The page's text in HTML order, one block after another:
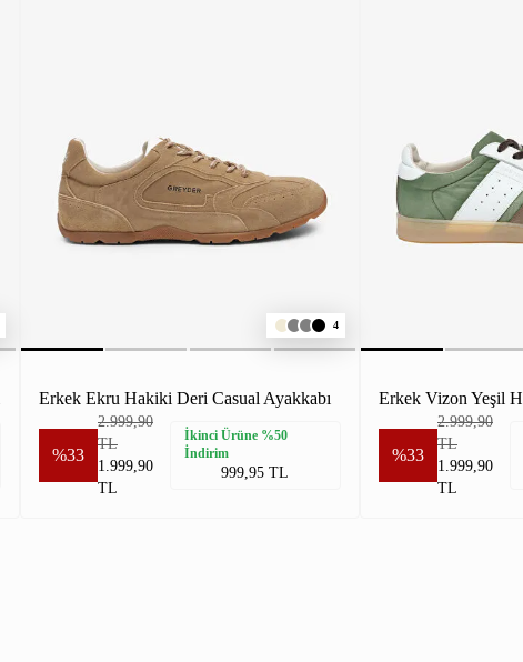
4
Erkek Ekru Hakiki Deri Casual Ayakkabı
%33
2.999,90
TL
1.999,90
TL
İkinci Ürüne %50
İndirim
999,95 TL
%33
2.999,90
TL
1.999,90
TL